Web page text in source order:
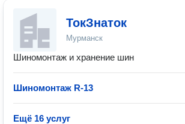
ТокЗнаток
Мурманск
Шиномонтаж и хранение шин
Шиномонтаж R-13
Ещё 16 услуг